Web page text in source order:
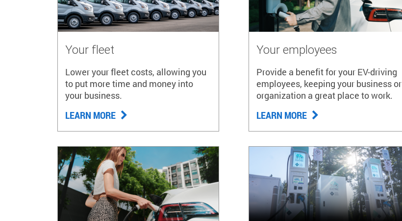
Your fleet
Lower your fleet costs, allowing you
to put more time and money into
your business.
LEARN MORE
Your employees
Provide a benefit for your EV-driving
employees, keeping your business or
organization a great place to work.
LEARN MORE